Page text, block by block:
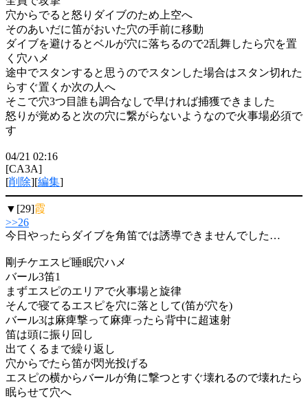
穴からでると怒りダイブのため上空へ
そのあいだに笛がおいた穴の手前に移動
ダイブを避けるとベルが穴に落ちるので2乱舞したら穴を置
く穴ハメ
途中でスタンすると思うのでスタンした場合はスタン切れた
らすぐ置くか次の人へ
そこで穴3つ目誰も調合なしで早ければ捕獲できました
怒りが覚めると次の穴に繋がらないようなので火事場必須で
す
04/21 02:16
[CA3A]
[削除][編集]
▼[29]霞
>>26
今日やったらダイブを角笛では誘導できませんでした…
剛チケエスピ睡眠穴ハメ
バール3笛1
まずエスピのエリアで火事場と旋律
そんで寝てるエスピを穴に落として(笛が穴を)
バール3は麻痺撃って麻痺ったら背中に超速射
笛は頭に振り回し
出てくるまで繰り返し
穴からでたら笛が閃光投げる
エスピの横からバールが角に撃つとすぐ壊れるので壊れたら
眠らせて穴へ